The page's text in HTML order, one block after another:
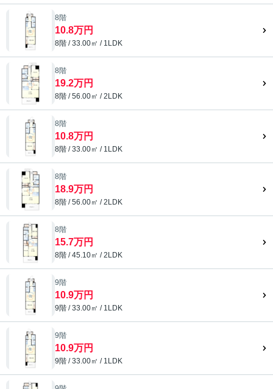
8階
10.8万円
8階 / 33.00㎡ / 1LDK
8階
19.2万円
8階 / 56.00㎡ / 2LDK
8階
10.8万円
8階 / 33.00㎡ / 1LDK
8階
18.9万円
8階 / 56.00㎡ / 2LDK
8階
15.7万円
8階 / 45.10㎡ / 2LDK
9階
10.9万円
9階 / 33.00㎡ / 1LDK
9階
10.9万円
9階 / 33.00㎡ / 1LDK